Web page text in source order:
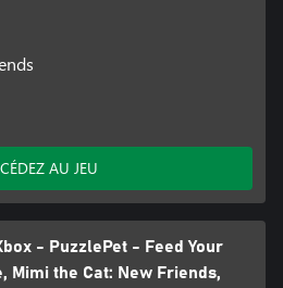
AU JEU
- PuzzlePet - Feed Your
Mimi the Cat: New Friends,